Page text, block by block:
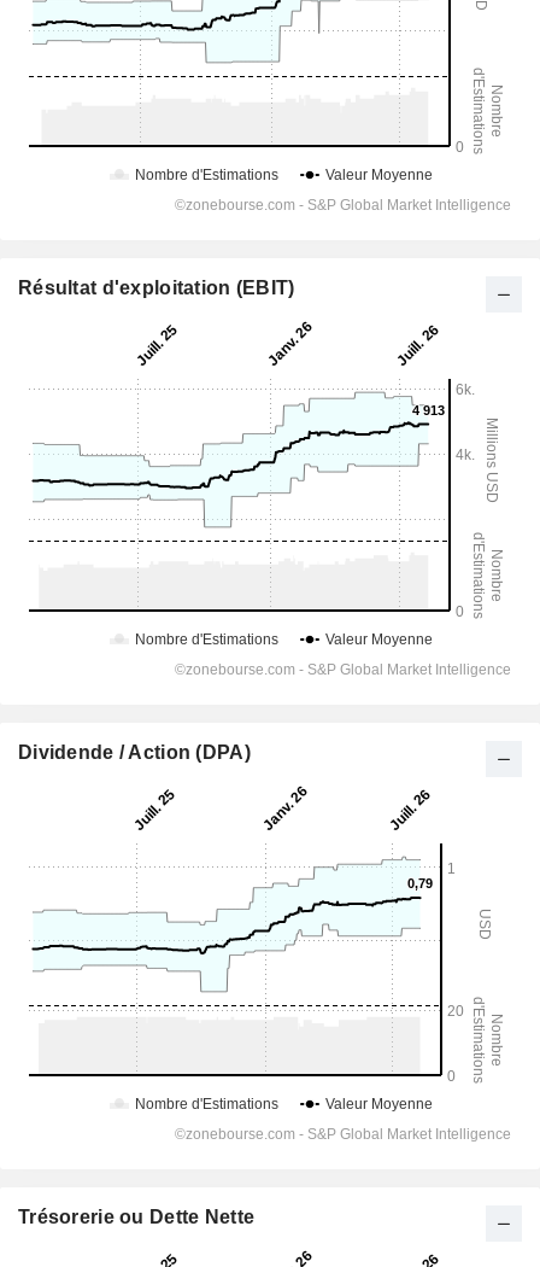
Résultat d'exploitation (EBIT)
Dividende / Action (DPA)
Trésorerie ou Dette Nette